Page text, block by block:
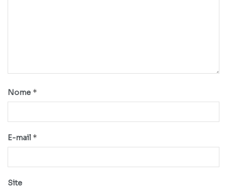
Nome *
E-mail *
Site